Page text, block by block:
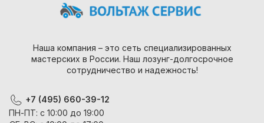
Наша компания – это сеть специализированных
мастерских в России. Наш лозунг-долгосрочное
сотрудничество и надежность!
+7 (495) 660-39-12
ПН-ПТ: с 10:00 до 19:00